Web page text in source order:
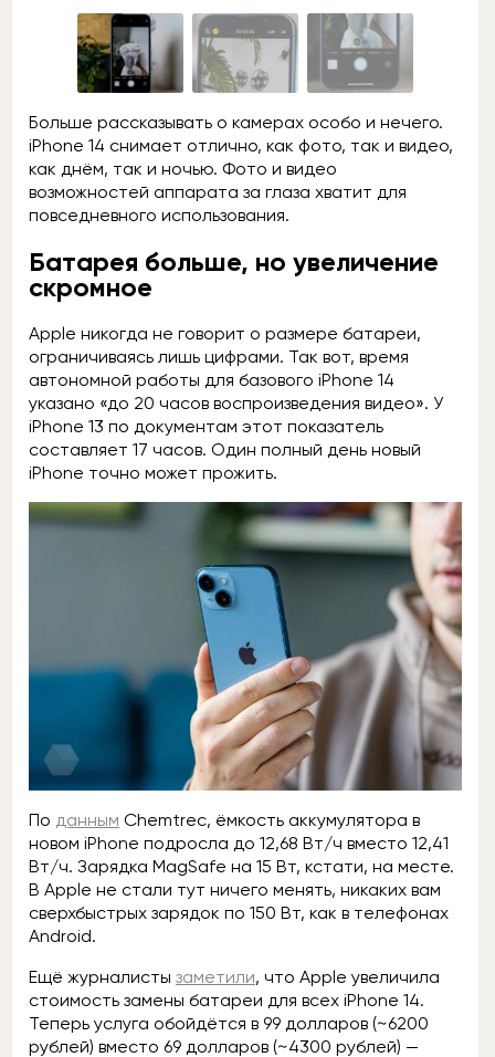
Больше рассказывать о камерах особо и нечего.
iPhone 14 снимает отлично, как фото, так и видео,
как днём, так и ночью. Фото и видео
возможностей аппарата за глаза хватит для
повседневного использования.
Батарея больше, но увеличение
скромное
Apple никогда не говорит о размере батареи,
ограничиваясь лишь цифрами. Так вот, время
автономной работы для базового iPhone 14
указано «до 20 часов воспроизведения видео». У
iPhone 13 по документам этот показатель
составляет 17 часов. Один полный день новый
iPhone точно может прожить.
По данным Chemtrec, ёмкость аккумулятора в
новом iPhone подросла до 12,68 Вт/ч вместо 12,41
Вт/ч. Зарядка MagSafe на 15 Вт, кстати, на месте.
В Apple не стали тут ничего менять, никаких вам
сверхбыстрых зарядок по 150 Вт, как в телефонах
Android.
Ещё журналисты заметили, что Apple увеличила
стоимость замены батареи для всех iPhone 14.
Теперь услуга обойдётся в 99 долларов (~6200
рублей) вместо 69 долларов (~4300 рублей) —